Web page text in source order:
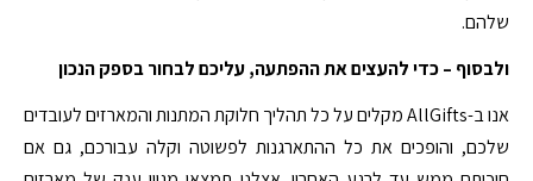
שלהם.
ולבסוף – כדי להעצים את ההפתעה, עליכם לבחור בספק הנכון
אנו ב-AllGifts מקלים על כל תהליך חלוקת המתנות והמארזים לעובדים
שלכם, והופכים את כל ההתארגנות לפשוטה וקלה עבורכם, גם אם